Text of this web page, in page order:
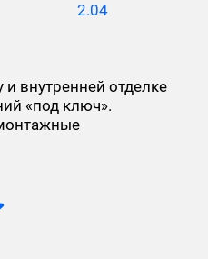
2.04
внутренней отделке
«под ключ».